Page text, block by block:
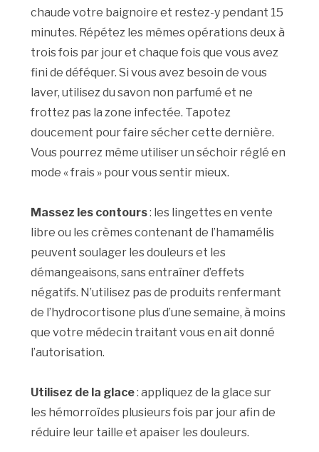
chaude votre baignoire et restez-y pendant 15
minutes. Répétez les mêmes opérations deux à
trois fois par jour et chaque fois que vous avez
fini de déféquer. Si vous avez besoin de vous
laver, utilisez du savon non parfumé et ne
frottez pas la zone infectée. Tapotez
doucement pour faire sécher cette dernière.
Vous pourrez même utiliser un séchoir réglé en
mode « frais » pour vous sentir mieux.
Massez les contours: les lingettes en vente
libre ou les crèmes contenant de l’hamamélis
peuvent soulager les douleurs et les
démangeaisons, sans entraîner d’effets
négatifs. N’utilisez pas de produits renfermant
de l’hydrocortisone plus d’une semaine, à moins
que votre médecin traitant vous en ait donné
l’autorisation.
Utilisez de la glace: appliquez de la glace sur
les hémorroïdes plusieurs fois par jour afin de
réduire leur taille et apaiser les douleurs.